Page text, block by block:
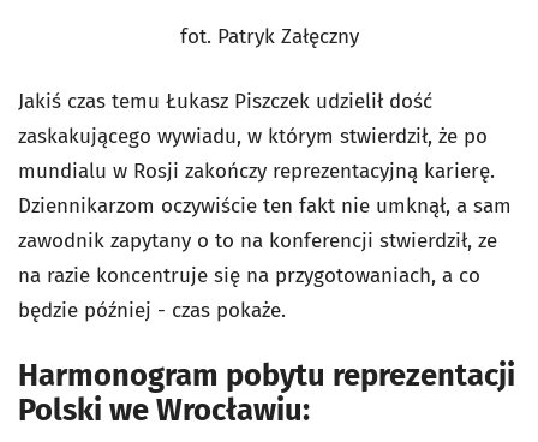
fot. Patryk Załęczny
Jakiś czas temu Łukasz Piszczek udzielił dość
zaskakującego wywiadu, w którym stwierdził, że po
mundialu w Rosji zakończy reprezentacyjną karierę.
Dziennikarzom oczywiście ten fakt nie umknął, a sam
zawodnik zapytany o to na konferencji stwierdził, ze
na razie koncentruje się na przygotowaniach, a co
będzie później - czas pokaże.
Harmonogram pobytu reprezentacji
Polski we Wrocławiu: